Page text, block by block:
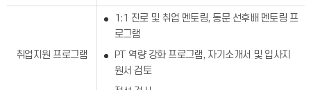
취업지원 프로그램
1:1 진로 및 취업 멘토링, 동문 선후배 멘토링 프
로그램
PT 역량 강화 프로그램, 자기소개서 및 입사지
원서 검토